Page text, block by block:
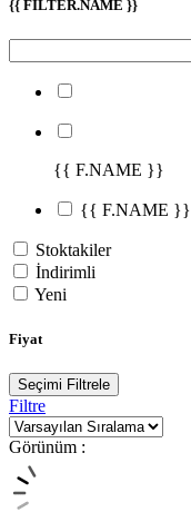
{{ FILTER.NAME }}
{{ F.NAME }}
{{ F.NAME }}
Stoktakiler
İndirimli
Yeni
Fiyat
Seçimi Filtrele
Filtre
Görünüm :